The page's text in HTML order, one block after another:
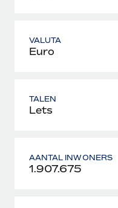
VALUTA
Euro
TALEN
Lets
AANTAL INWONERS
1.907.675